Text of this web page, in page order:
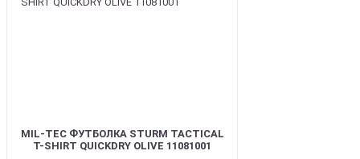
MIL-TEC ФУТБОЛКА STURM TACTICAL
T-SHIRT QUICKDRY OLIVE 11081001